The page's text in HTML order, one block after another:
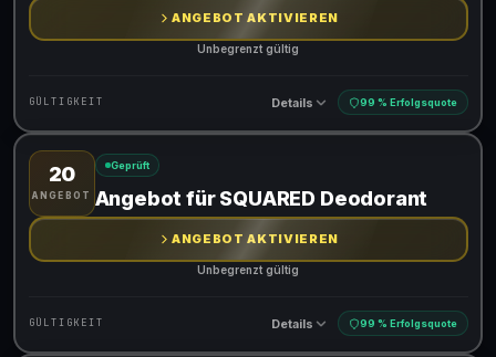
ANGEBOT AKTIVIEREN
Unbegrenzt gültig
GÜLTIGKEIT Details 99 % Erfolgsquote
Gültig für teilnehmende Produkte
20
ANGEBOT
Geprüft
Angebot für SQUARED Deodorant
ANGEBOT AKTIVIEREN
Unbegrenzt gültig
GÜLTIGKEIT Details 99 % Erfolgsquote